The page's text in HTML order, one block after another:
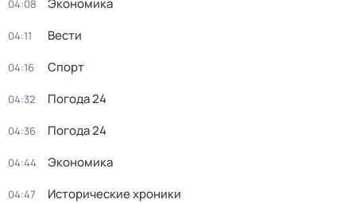
04:08 Экономика
04:11 Вести
04:16 Спорт
04:32 Погода 24
04:36 Погода 24
04:44 Экономика
04:47 Исторические хроники